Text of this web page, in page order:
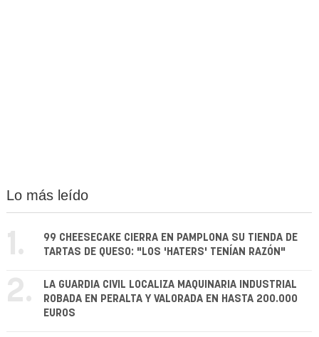
Lo más leído
1.
99 CHEESECAKE CIERRA EN PAMPLONA SU TIENDA DE
TARTAS DE QUESO: "LOS 'HATERS' TENÍAN RAZÓN"
2.
LA GUARDIA CIVIL LOCALIZA MAQUINARIA INDUSTRIAL
ROBADA EN PERALTA Y VALORADA EN HASTA 200.000
EUROS